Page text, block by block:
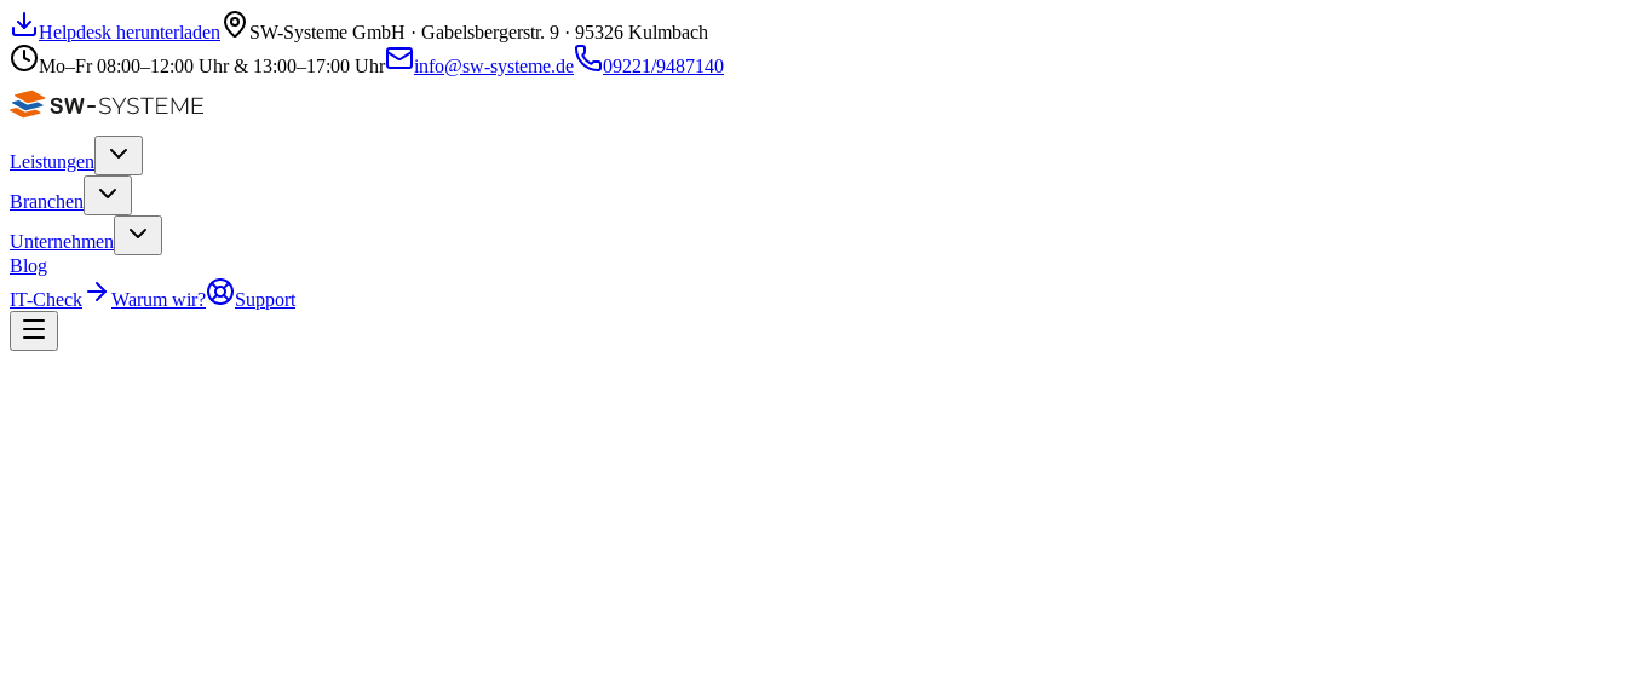
Helpdesk herunterladen SW-Systeme GmbH · Gabelsbergerstr. 9 · 95326 Kulmbach
Mo–Fr08:00–12:00 Uhr& 13:00–17:00 Uhr info@sw-systeme.de 09221/9487140
Leistungen
Branchen
Unternehmen
Blog
IT-Check
Warum wir? Support